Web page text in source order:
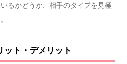
るかどうか、相手のタイプを見極
ット・デメリット